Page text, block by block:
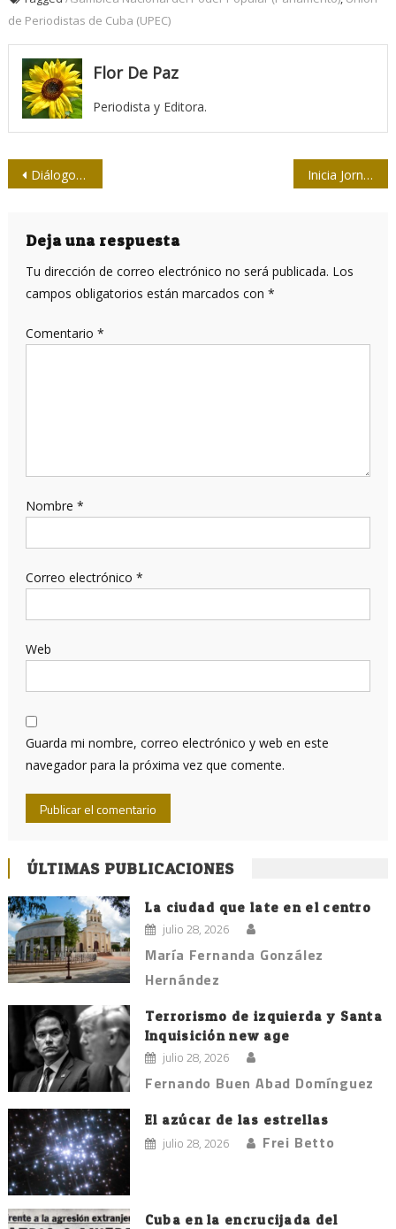
de Periodistas de Cuba (UPEC)
Flor De Paz
Periodista y Editora.
Navegación
entradas
Diálogos sobre el cine español contemporáneo Inicia Jornada por el Día de la prensa cubana
Deja una respuesta
Tu dirección de correo electrónico no será publicada. Los
campos obligatorios están marcados con *
Comentario *
Nombre *
Correo electrónico *
Web
Guarda mi nombre, correo electrónico y web en este
navegador para la próxima vez que comente.
ÚLTIMAS PUBLICACIONES
La ciudad que late en el centro
julio 28, 2026
María Fernanda González
Hernández
Terrorismo de izquierda y Santa
Inquisición new age
julio 28, 2026
Fernando Buen Abad Domínguez
El azúcar de las estrellas
julio 28, 2026 Frei Betto
Cuba en la encrucijada del